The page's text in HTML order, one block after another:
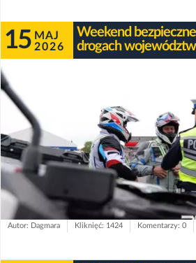
15 MAJ
2026
Weekend
drogach
Autor: Dagmara Kliknięć: 1424 Komentarzy: 0